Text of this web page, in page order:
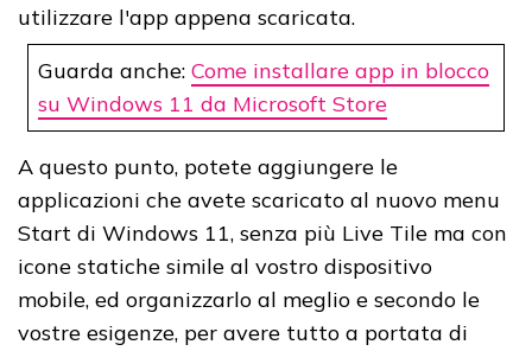
utilizzare l'app appena scaricata.
Guarda anche: Come installare app in blocco
su Windows 11 da Microsoft Store
A questo punto, potete aggiungere le
applicazioni che avete scaricato al nuovo menu
Start di Windows 11, senza più Live Tile ma con
icone statiche simile al vostro dispositivo
mobile, ed organizzarlo al meglio e secondo le
vostre esigenze, per avere tutto a portata di